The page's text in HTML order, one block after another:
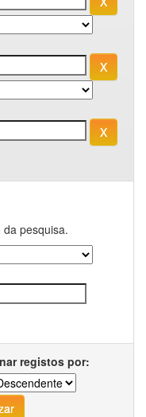
pesquisa.
registos por: